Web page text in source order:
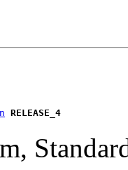
RELEASE_4